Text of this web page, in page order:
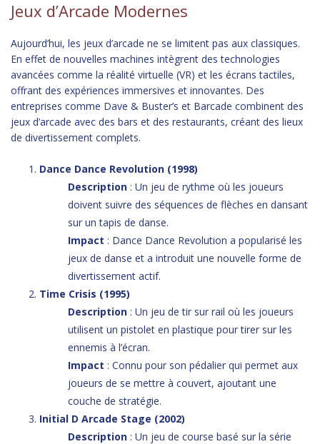
Jeux d’Arcade Modernes
Aujourd’hui, les jeux d’arcade ne se limitent pas aux classiques.
En effet de nouvelles machines intègrent des technologies
avancées comme la réalité virtuelle (VR) et les écrans tactiles,
offrant des expériences immersives et innovantes. Des
entreprises comme Dave & Buster’s et Barcade combinent des
jeux d’arcade avec des bars et des restaurants, créant des lieux
de divertissement complets.
Dance Dance Revolution (1998)
Description : Un jeu de rythme où les joueurs
doivent suivre des séquences de flèches en dansant
sur un tapis de danse.
Impact : Dance Dance Revolution a popularisé les
jeux de danse et a introduit une nouvelle forme de
divertissement actif.
Time Crisis (1995)
Description : Un jeu de tir sur rail où les joueurs
utilisent un pistolet en plastique pour tirer sur les
ennemis à l’écran.
Impact : Connu pour son pédalier qui permet aux
joueurs de se mettre à couvert, ajoutant une
couche de stratégie.
Initial D Arcade Stage (2002)
Description : Un jeu de course basé sur la série